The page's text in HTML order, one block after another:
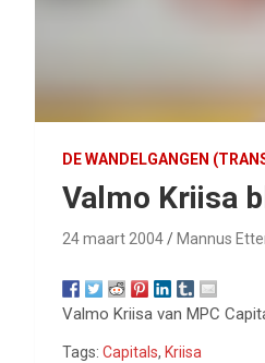
DE WANDELGANGEN
Valmo Kriisa
24 maart 2004 Mannus
Valmo Kriisa van MPC
Tags: Capitals, Kriisa